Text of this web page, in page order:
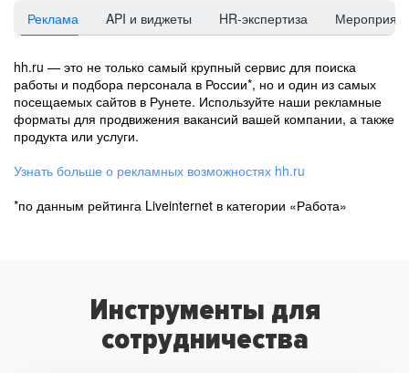
Реклама API и виджеты HR-экспертиза
hh.ru — это не только самый крупный сервис для поиска
работы и подбора персонала в России*, но и один из самых
посещаемых сайтов в Рунете. Используйте наши рекламные
форматы для продвижения вакансий вашей компании, а также
продукта или услуги.
Узнать больше о рекламных возможностях hh.ru
*по данным рейтинга Liveinternet в категории «Работа»
Инструменты для
сотрудничества